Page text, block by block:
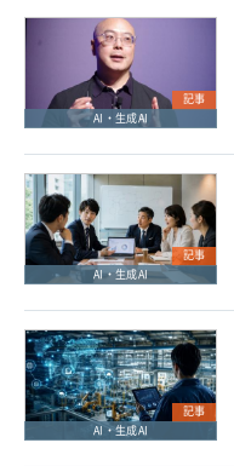
記事
AI・生成AI
記事
AI・生成AI
記事
AI・生成AI